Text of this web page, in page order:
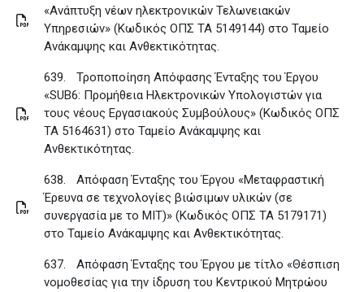
«Ανάπτυξη νέων ηλεκτρονικών Τελωνειακών
Υπηρεσιών» (Κωδικός ΟΠΣ ΤΑ 5149144) στο Ταμείο
Ανάκαμψης και Ανθεκτικότητας.
639.
Τροποποίηση Απόφασης Ένταξης του Έργου
«SUB6: Προμήθεια Ηλεκτρονικών Υπολογιστών για
τους νέους Εργασιακούς Συμβούλους» (Κωδικός ΟΠΣ
ΤΑ 5164631) στο Ταμείο Ανάκαμψης και
Ανθεκτικότητας.
638.
Απόφαση Ένταξης του Έργου «Μεταφραστική
Έρευνα σε τεχνολογίες βιώσιμων υλικών (σε
συνεργασία με το MIT)» (Κωδικός ΟΠΣ ΤΑ 5179171)
στο Ταμείο Ανάκαμψης και Ανθεκτικότητας.
637.
Απόφαση Ένταξης του Έργου με τίτλο «Θέσπιση
νομοθεσίας για την ίδρυση του Κεντρικού Μητρώου